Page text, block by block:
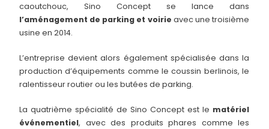
caoutchouc, Sino Concept se lance dans
l’aménagement de parking et voirie avec une troisième
usine en 2014.
L’entreprise devient alors également spécialisée dans la
production d’équipements comme le coussin berlinois, le
ralentisseur routier ou les butées de parking.
La quatrième spécialité de Sino Concept est le matériel
événementiel, avec des produits phares comme les